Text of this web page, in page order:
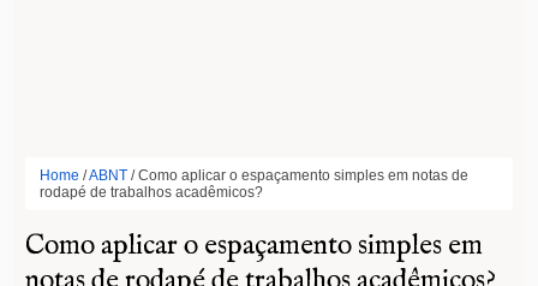
Home /ABNT /Como aplicar o espaçamento simples em notas de
rodapé de trabalhos acadêmicos?
Como aplicar o espaçamento simples em